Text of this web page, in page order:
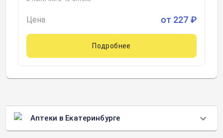
Цена от 227 ₽
Подробнее
Аптеки в Екатеринбурге